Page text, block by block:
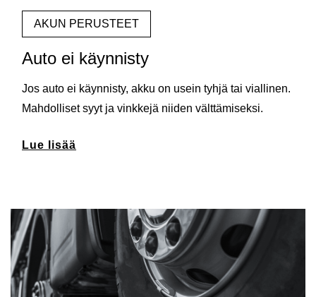
AKUN PERUSTEET
Auto ei käynnisty
Jos auto ei käynnisty, akku on usein tyhjä tai viallinen.
Mahdolliset syyt ja vinkkejä niiden välttämiseksi.
Lue lisää